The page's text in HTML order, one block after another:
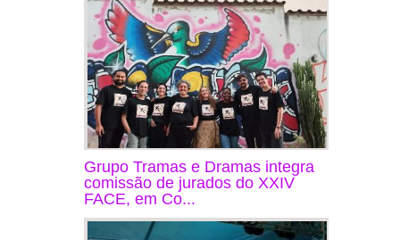
Grupo Tramas e Dramas integra
comissão de jurados do XXIV
FACE, em Co...